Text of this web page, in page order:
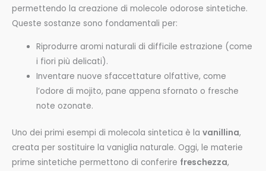
permettendo la creazione di molecole odorose sintetiche.
Queste sostanze sono fondamentali per:
Riprodurre aromi naturali di difficile estrazione (come
i fiori più delicati).
Inventare nuove sfaccettature olfattive, come
l’odore di mojito, pane appena sfornato o fresche
note ozonate.
Uno dei primi esempi di molecola sintetica è la vanillina,
creata per sostituire la vaniglia naturale. Oggi, le materie
prime sintetiche permettono di conferire freschezza,